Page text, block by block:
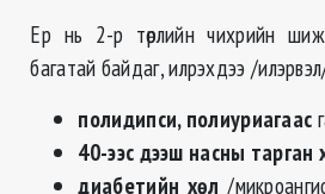
Ер нь 2-р төрлийн чихрийн
багатай байдаг, илрэхдээ /илэрвэл/
полидипси, полиуриагаас
40-ээс дээш насны тарган
диабетийн хөл /